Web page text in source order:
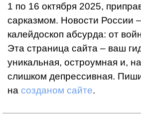
1 по 16 октября 2025,
сарказмом. Новости России
калейдоскоп абсурда: от
Эта страница сайта – ваш
уникальная, остроумная и,
слишком депрессивная.
на созданом сайте.